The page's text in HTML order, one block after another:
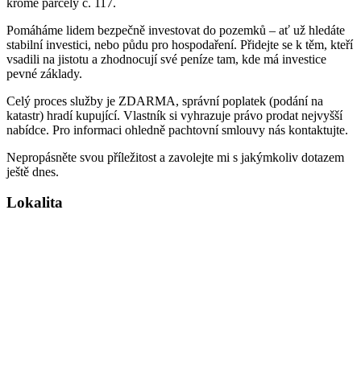
Pomáháme lidem bezpečně investovat do pozemků – ať už hledáte
stabilní investici, nebo půdu pro hospodaření. Přidejte se k těm, kteří
vsadili na jistotu a zhodnocují své peníze tam, kde má investice
pevné základy.
Celý proces služby je ZDARMA, správní poplatek (podání na
katastr) hradí kupující. Vlastník si vyhrazuje právo prodat nejvyšší
nabídce. Pro informaci ohledně pachtovní smlouvy nás kontaktujte.
Nepropásněte svou příležitost a zavolejte mi s jakýmkoliv dotazem
ještě dnes.
Lokalita